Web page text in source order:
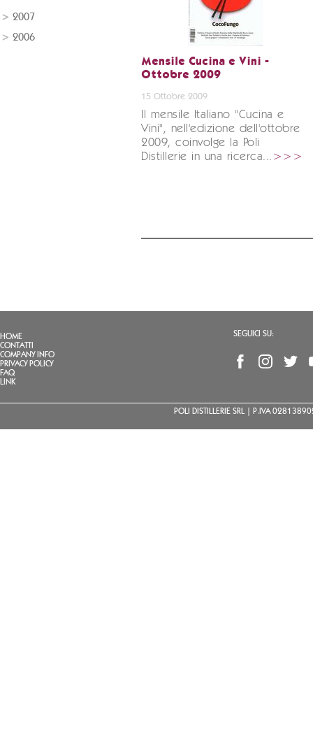
2007
2006
Mensile Cucina e Vini -
Ottobre 2009
15 Ottobre 2009
Il mensile Italiano "Cucina e
Vini", nell'edizione dell'ottobre
2009, coinvolge la Poli
Distillerie in una ricerca... >>>
HOME
CONTATTI
COMPANY INFO
PRIVACY POLICY
FAQ
LINK
SEGUICI SU:
POLI DISTILLERIE SRL | P.IVA